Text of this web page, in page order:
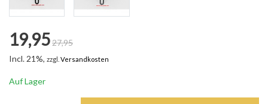
19,9527,95
Incl. 21%, zzgl. Versandkosten
Auf Lager